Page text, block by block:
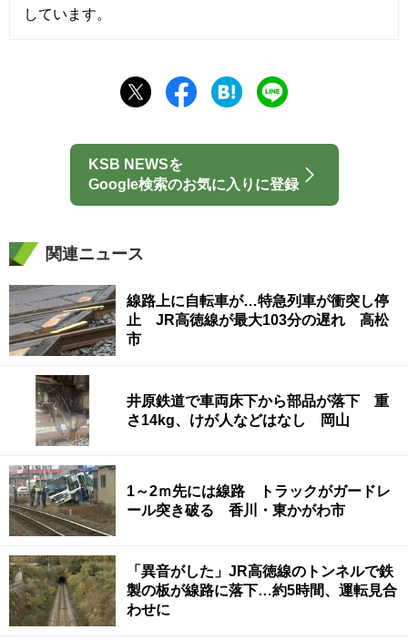
しています。
KSB NEWSを
Google検索のお気に入りに登録
関連ニュース
線路上に自転車が…特急列車が衝突し停
止 JR高徳線が最大103分の遅れ 高松
市
井原鉄道で車両床下から部品が落下 重
さ14kg、けが人などはなし 岡山
1～2ｍ先には線路 トラックがガードレ
ール突き破る 香川・東かがわ市
「異音がした」JR高徳線のトンネルで鉄
製の板が線路に落下…約5時間、運転見合
わせに